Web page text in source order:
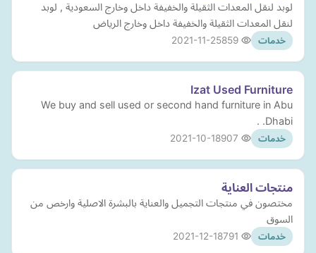
لوبد لنقل المعدات الثقيلة والخفيفة داخل وخارج السعودية , لوبد
لنقل المعدات الثقيلة والخفيفة داخل وخارج الرياض
خدمات 2021-11-25
Izat Used Furniture
We buy and sell used or second hand furniture in Abu
Dhabi. .
خدمات 2021-10-18
منتجات العناية
مختصون في منتجات التجميل والعناية بالبشرة الاصلية وارخص من
السوق
خدمات 2021-12-18